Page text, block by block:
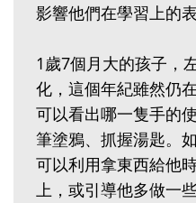
影響他們在學習上的表
1歲7個月大的孩子，
化，這個年紀雖然仍
可以看出哪一隻手的
筆塗鴉、抓握湯匙。
可以利用拿東西給他
上，或引導他多做一